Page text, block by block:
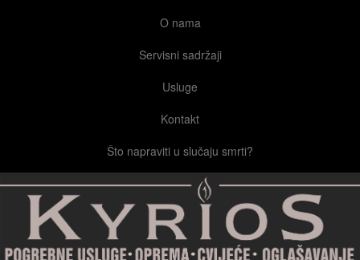
O nama
Servisni sadržaji
Usluge
Kontakt
Što napraviti u slučaju smrti?